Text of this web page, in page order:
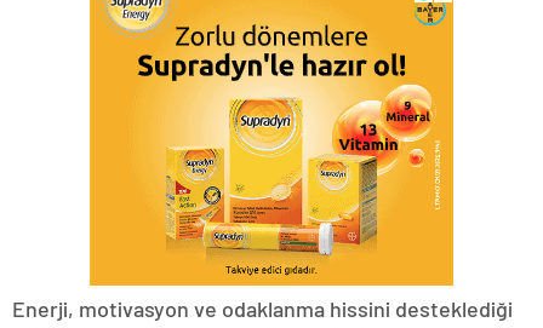
Enerji, motivasyon ve odaklanma hissini desteklediği